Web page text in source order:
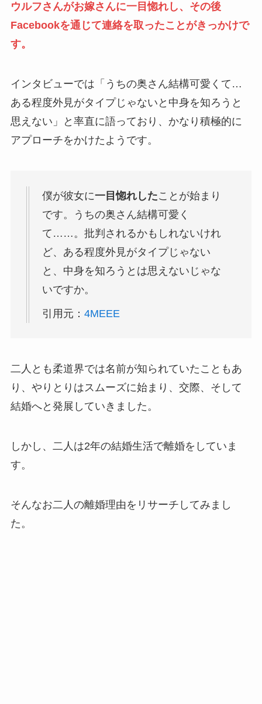
ウルフさんがお嫁さんに一目惚れし、その後
Facebookを通じて連絡を取ったことがきっかけで
す。
インタビューでは「うちの奥さん結構可愛くて…
ある程度外見がタイプじゃないと中身を知ろうと
思えない」と率直に語っており、かなり積極的に
アプローチをかけたようです。
僕が彼女に一目惚れしたことが始まり
です。うちの奥さん結構可愛く
て……。批判されるかもしれないけれ
ど、ある程度外見がタイプじゃない
と、中身を知ろうとは思えないじゃな
いですか。
引用元： 4MEEE
二人とも柔道界では名前が知られていたこともあ
り、やりとりはスムーズに始まり、交際、そして
結婚へと発展していきました。
しかし、二人は2年の結婚生活で離婚をしていま
す。
そんなお二人の離婚理由をリサーチしてみまし
た。